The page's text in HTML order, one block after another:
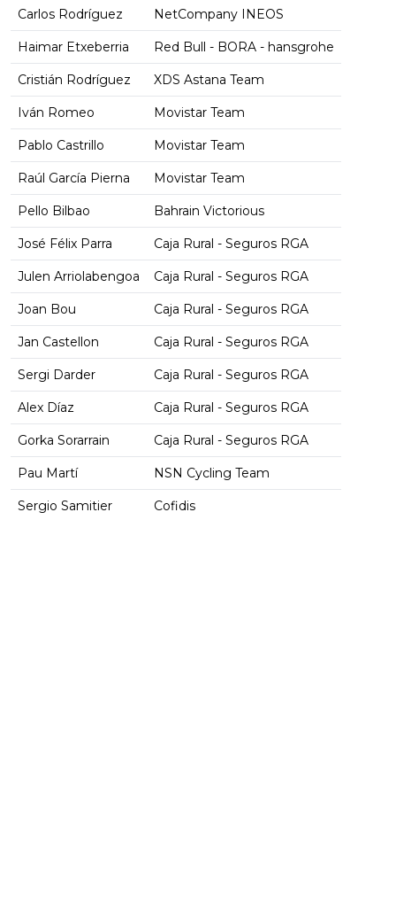
Carlos Rodríguez NetCompany INEOS
Haimar Etxeberria Red Bull - BORA - hansgrohe
Cristián Rodríguez XDS Astana Team
Iván Romeo Movistar Team
Pablo Castrillo Movistar Team
Raúl García Pierna Movistar Team
Pello Bilbao Bahrain Victorious
José Félix Parra Caja Rural - Seguros RGA
Julen Arriolabengoa Caja Rural - Seguros RGA
Joan Bou Caja Rural - Seguros RGA
Jan Castellon Caja Rural - Seguros RGA
Sergi Darder Caja Rural - Seguros RGA
Alex Díaz Caja Rural - Seguros RGA
Gorka Sorarrain Caja Rural - Seguros RGA
Pau Martí NSN Cycling Team
Sergio Samitier Cofidis